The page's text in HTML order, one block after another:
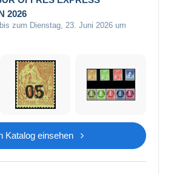
2026
zum Dienstag, 23. Juni 2026 um
Katalog einsehen